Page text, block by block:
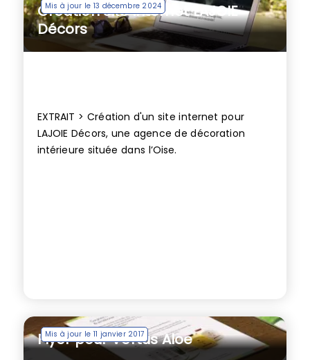
Mis à jour le 13 décembre 2024
Création site internet LAJOIE
Décors
EXTRAIT > Création d'un site internet pour
LAJOIE Décors, une agence de décoration
intérieure située dans l’Oise.
Mis à jour le 11 janvier 2017
Flyer pour Vertus Aloe